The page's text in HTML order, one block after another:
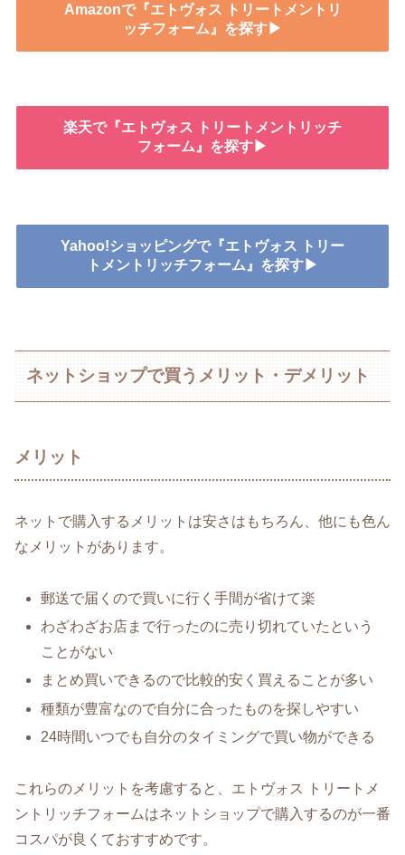
Amazonで『エトヴォス トリートメントリ
ッチフォーム』を探す▶
楽天で『エトヴォス トリートメントリッチ
フォーム』を探す▶
Yahoo!ショッピングで『エトヴォス トリー
トメントリッチフォーム』を探す▶
ネットショップで買うメリット・デメリット
メリット
ネットで購入するメリットは安さはもちろん、他にも色ん
なメリットがあります。
郵送で届くので買いに行く手間が省けて楽
わざわざお店まで行ったのに売り切れていたという
ことがない
まとめ買いできるので比較的安く買えることが多い
種類が豊富なので自分に合ったものを探しやすい
24時間いつでも自分のタイミングで買い物ができる
これらのメリットを考慮すると、エトヴォス トリートメ
ントリッチフォームはネットショップで購入するのが一番
コスパが良くておすすめです。